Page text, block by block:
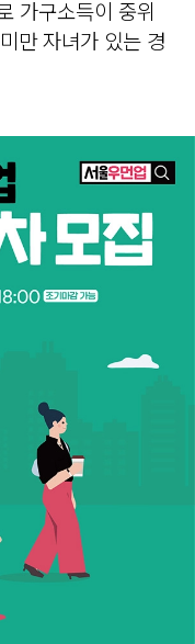
가구소득이 중위
만 자녀가 있는 경